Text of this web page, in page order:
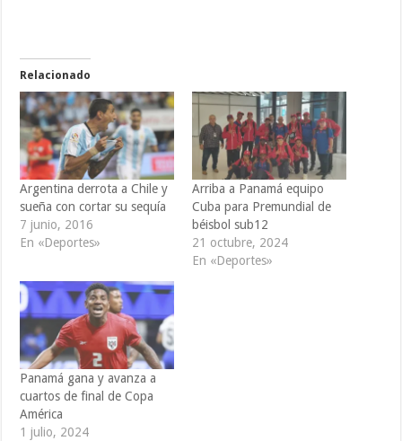
Relacionado
Argentina derrota a Chile y
sueña con cortar su sequía
7 junio, 2016
En «Deportes»
Arriba a Panamá equipo
Cuba para Premundial de
béisbol sub12
21 octubre, 2024
En «Deportes»
Panamá gana y avanza a
cuartos de final de Copa
América
1 julio, 2024